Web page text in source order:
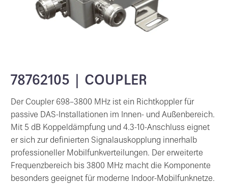
78762105 | COUPLER
Der Coupler 698–3800 MHz ist ein Richtkoppler für
passive DAS-Installationen im Innen- und Außenbereich.
Mit 5 dB Koppeldämpfung und 4.3-10-Anschluss eignet
er sich zur definierten Signalauskopplung innerhalb
professioneller Mobilfunkverteilungen. Der erweiterte
Frequenzbereich bis 3800 MHz macht die Komponente
besonders geeignet für moderne Indoor-Mobilfunknetze.